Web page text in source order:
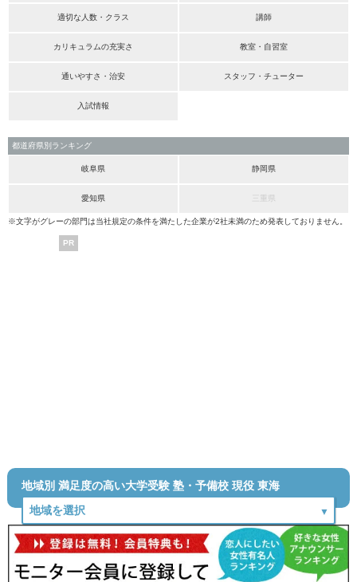
適切な人数・クラス 講師
カリキュラムの充実さ 教室・自習室
通いやすさ・治安 スタッフ・チューター
入試情報
都道府県別ランキング
岐阜県 静岡県
愛知県
※文字がグレーの部門は当社規定の条件を満たした企業が2社未満のため発表しておりません。
PR
地域別 満足度の高い大学受験 塾・予備校 現役 東海